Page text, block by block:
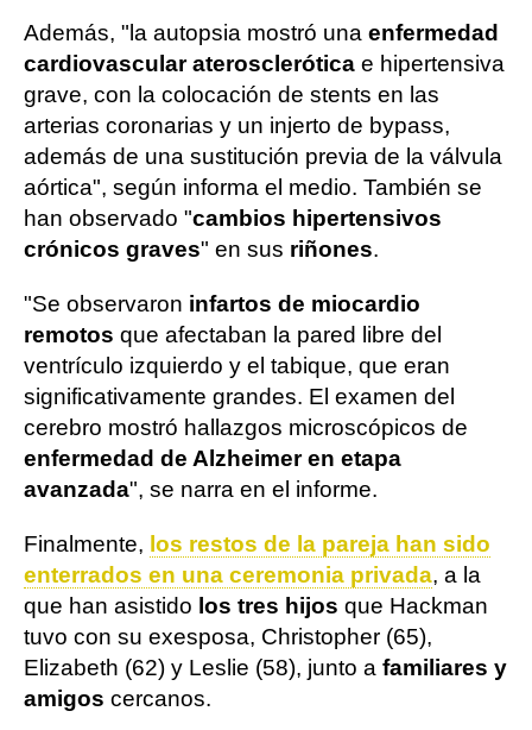
Además, "la autopsia mostró una enfermedad
cardiovascular aterosclerótica e hipertensiva
grave, con la colocación de stents en las
arterias coronarias y un injerto de bypass,
además de una sustitución previa de la válvula
aórtica", según informa el medio. También se
han observado "cambios hipertensivos
crónicos graves" en sus riñones.
"Se observaron infartos de miocardio
remotos que afectaban la pared libre del
ventrículo izquierdo y el tabique, que eran
significativamente grandes. El examen del
cerebro mostró hallazgos microscópicos de
enfermedad de Alzheimer en etapa
avanzada", se narra en el informe.
Finalmente, los restos de la pareja han sido
enterrados en una ceremonia privada, a la
que han asistido los tres hijos que Hackman
tuvo con su exesposa, Christopher (65),
Elizabeth (62) y Leslie (58), junto a familiares y
amigos cercanos.